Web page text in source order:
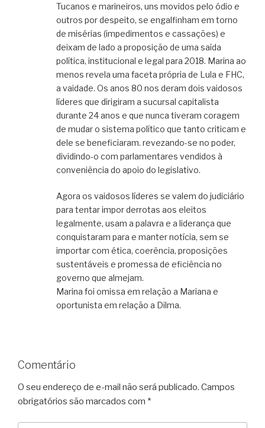
Tucanos e marineiros, uns movidos pelo ódio e
outros por despeito, se engalfinham em torno
de misérias (impedimentos e cassações) e
deixam de lado a proposição de uma saída
política, institucional e legal para 2018. Marina ao
menos revela uma faceta própria de Lula e FHC,
a vaidade. Os anos 80 nos deram dois vaidosos
líderes que dirigiram a sucursal capitalista
durante 24 anos e que nunca tiveram coragem
de mudar o sistema político que tanto criticam e
dele se beneficiaram. revezando-se no poder,
dividindo-o com parlamentares vendidos à
conveniência do apoio do legislativo.
Agora os vaidosos líderes se valem do judiciário
para tentar impor derrotas aos eleitos
legalmente, usam a palavra e a liderança que
conquistaram para e manter notícia, sem se
importar com ética, coerência, proposições
sustentáveis e promessa de eficiência no
governo que almejam.
Marina foi omissa em relação a Mariana e
oportunista em relação a Dilma.
Comentário
O seu endereço de e-mail não será publicado. Campos
obrigatórios são marcados com *